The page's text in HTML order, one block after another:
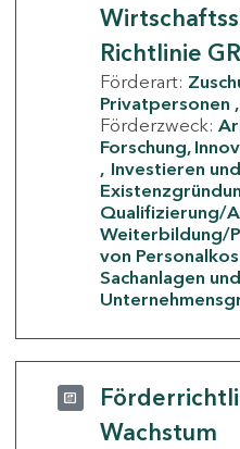
Richtlinie
Förderart:
Privatpersonen
Förderzweck:
Forschung,
Investieren
Qualifizierung/
Weiterbildung/
von
Sachanlagen
Wachstum